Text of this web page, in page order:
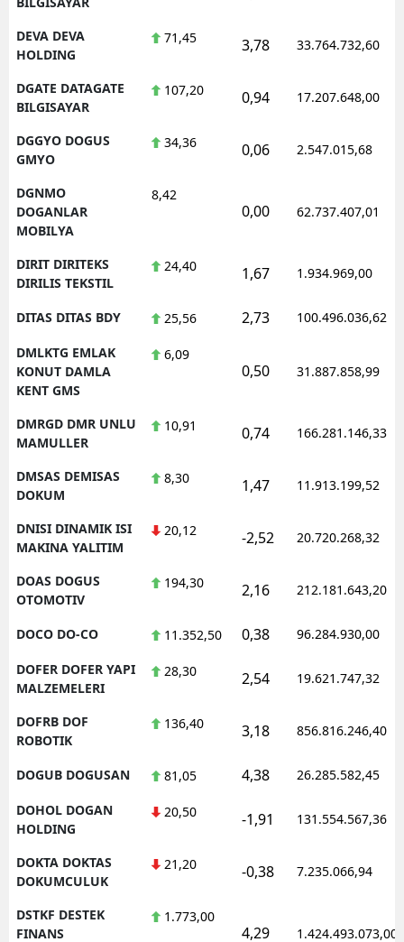
DEVA DEVA
HOLDING
71,45 3,78 33.764.732,60
DGATE DATAGATE
BILGISAYAR
107,20 0,94 17.207.648,00
DGGYO DOGUS
GMYO
34,36 0,06 2.547.015,68
DGNMO
DOGANLAR
MOBILYA
8,42
0,00 62.737.407,01
DIRIT DIRITEKS
DIRILIS TEKSTIL
24,40 1,67 1.934.969,00
DITAS DITAS BDY 25,56 2,73 100.496.036,62
DMLKTG EMLAK
KONUT DAMLA
KENT GMS
6,09
0,50 31.887.858,99
DMRGD DMR UNLU
MAMULLER
10,91 0,74 166.281.146,33
DMSAS DEMISAS
DOKUM
8,30 1,47 11.913.199,52
DNISI DINAMIK ISI
MAKINA YALITIM
20,12 -2,52 20.720.268,32
DOAS DOGUS
OTOMOTIV
194,30 2,16 212.181.643,20
DOCO DO-CO 11.352,50 0,38 96.284.930,00
DOFER DOFER YAPI
MALZEMELERI
28,30 2,54 19.621.747,32
DOFRB DOF
ROBOTIK
136,40 3,18 856.816.246,40
DOGUB DOGUSAN 81,05 4,38 26.285.582,45
DOHOL DOGAN
HOLDING
20,50 -1,91 131.554.567,36
DOKTA DOKTAS
DOKUMCULUK
21,20 -0,38 7.235.066,94
DSTKF DESTEK
FINANS
1.773,00
4,29 1.424.493.073,00